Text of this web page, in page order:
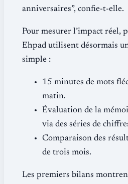
anniversaires”, confie-t-elle.
Pour mesurer l’impact réel,
Ehpad utilisent désormais
simple :
15 minutes de mots
matin.
Évaluation de la
via des séries de
Comparaison des
de trois mois.
Les premiers bilans